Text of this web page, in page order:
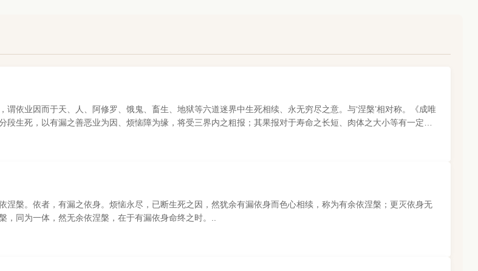
谓依业因而于天、人、阿修罗、饿鬼、畜生、地狱等六道迷界中生死相续、永无穷尽之意。与‘涅槃’相对称。《成唯
段生死，以有漏之善恶业为因、烦恼障为缘，将受三界内之粗报；其果报对于寿命之长短、肉体之大小等有一定限
涅槃。依者，有漏之依身。烦恼永尽，已断生死之因，然犹余有漏依身而色心相续，称为有余依涅槃；更灭依身无
，同为一体，然无余依涅槃，在于有漏依身命终之时。..